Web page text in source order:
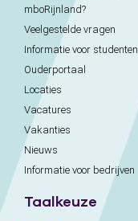
mboRijnland?
Veelgestelde vragen
Informatie voor studenten
Ouderportaal
Locaties
Vacatures
Vakanties
Nieuws
Informatie voor bedrijven
Taalkeuze